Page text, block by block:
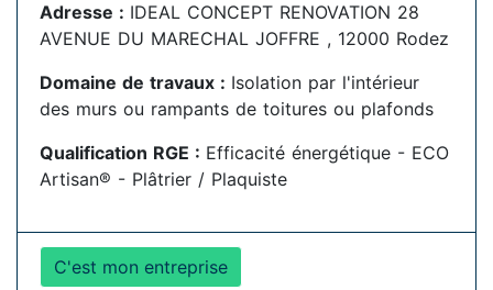
Adresse : IDEAL CONCEPT RENOVATION 28
AVENUE DU MARECHAL JOFFRE , 12000 Rodez
Domaine de travaux : Isolation par l'intérieur
des murs ou rampants de toitures ou plafonds
Qualification RGE : Efficacité énergétique - ECO
Artisan® - Plâtrier / Plaquiste
C'est mon entreprise